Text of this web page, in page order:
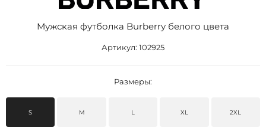
Мужская футболка Burberry белого цвета
Артикул: 102925
Размеры:
S M L XL 2XL